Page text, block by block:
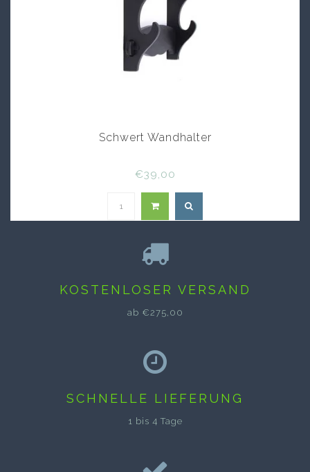
Schwert Wandhalter
€39,00
KOSTENLOSER VERSAND
ab €275,00
SCHNELLE LIEFERUNG
1 bis 4 Tage